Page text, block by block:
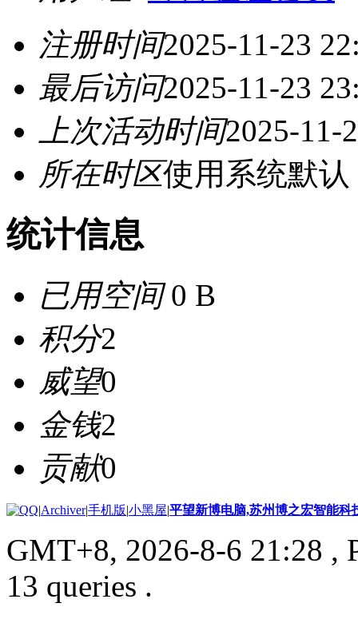
注册时间2025-11-23
最后访问2025-11-23
上次活动时间2025-11-
所在时区使用系统默认
统计信息
已用空间0 B
积分2
威望0
金钱2
贡献0
|Archiver|手机版|小黑屋|平望新博电脑,苏州博之宏智能科
GMT+8, 2026-8-6 21:28 ,
13 queries .